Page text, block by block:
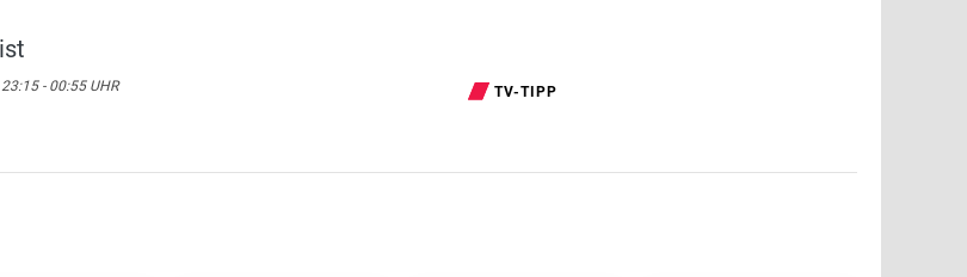
23:15 - 00:55 UHR TV-TIPP